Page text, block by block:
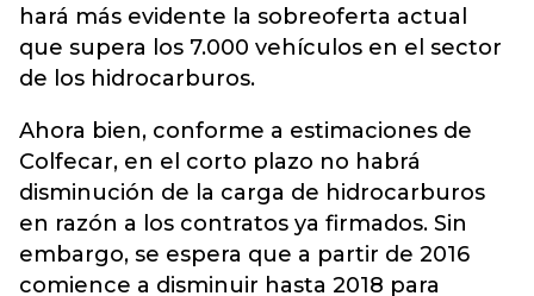
hará más evidente la sobreoferta actual
que supera los 7.000 vehículos en el sector
de los hidrocarburos.
Ahora bien, conforme a estimaciones de
Colfecar, en el corto plazo no habrá
disminución de la carga de hidrocarburos
en razón a los contratos ya firmados. Sin
embargo, se espera que a partir de 2016
comience a disminuir hasta 2018 para